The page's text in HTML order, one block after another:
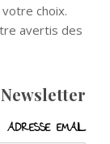
choix.
avertis des
Newsletter
ADRESSE EMAIL